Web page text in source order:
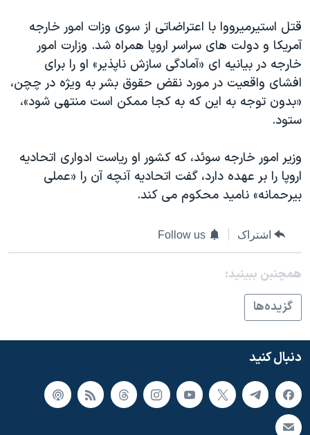
قتل استیرمیرووا با اعتراضاتی از سوی وزات امور خارجه
آمریکا و دولت های سراسر اروپا همراه شد. وزارت امور
خارجه در بیانیه ای «آمادگی سازش ناپذیر» او را برای
افشای واقعیت در مورد نقض حقوق بشر به ویژه در چچن،
«بدون توجه به این که به کجا ممکن است منتهی شود»،
ستود.
وزیر امور خارجه سوئد، که کشور او ریاست ادواری اتحادیه
اروپا را بر عهده دارد، گفت اتحادیه آنچه آن را «عملی
بیرحمانه» نامید محکوم می کند.
اشتراک Follow us
همچنبن ببینید:
گزيده‌ها
دنبال کنید